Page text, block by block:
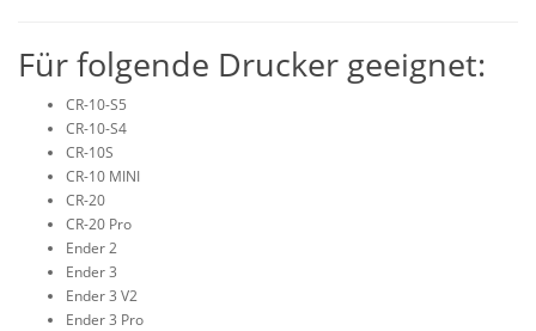
Für folgende Drucker geeignet:
CR-10-S5
CR-10-S4
CR-10S
CR-10 MINI
CR-20
CR-20 Pro
Ender 2
Ender 3
Ender 3 V2
Ender 3 Pro